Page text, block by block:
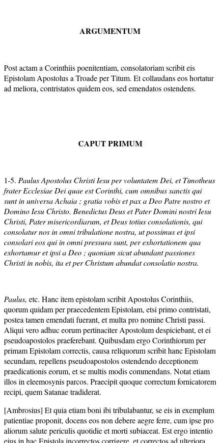
ARGUMENTUM
Post actam a Corinthiis poenitentiam, consolatoriam scribit eis
Epistolam Apostolus a Troade per Titum. Et collaudans eos hortatur
ad meliora, contristatos quidem eos, sed emendatos ostendens.
CAPUT PRIMUM
1-5. Paulus Apostolus Christi Iesu per voluntatem Dei, et Timotheus
frater Ecclesiae Dei quae est Corinthi, cum omnibus sanctis qui
sunt in universa Achaia ; gratia vobis et pax a Deo Patre nostro et
Domino Iesu Christo. Benedictus Deus et Pater Domini nostri Iesu
Christi, Pater misericordiarum, et Deus totius consolationis, qui
consolatur nos in omni tribulatione nostra, ut possimus et ipsi
consolari eos qui in omni pressura sunt, per exhortationem qua
exhortamur et ipsi a Deo ; quoniam sicut abundant passiones
Christi in nobis, ita et per Christum abundat consolatio nostra.
Paulus, etc. Hanc item epistolam scribit Apostolus Corinthiis,
quorum quidam per praecedentem Epistolam, etsi primo contristati,
postea tamen emendati fuerant, et multa pro nomine Christi passi.
Aliqui vero adhuc eorum pertinaciter Apostolum despiciebant, et ei
pseudoapostolos praeferebant. Quibusdam ergo Corinthiorum per
primam Epistolam correctis, causa reliquorum scribit hanc Epistolam
secundam, repellens pseudoapostolos ostendendo deceptionem
praedicationis eorum, et se multis modis commendans. Notat etiam
illos in eleemosynis parcos. Praecipit quoque correctum fornicatorem
recipi, quem Satanae tradiderat.
[Ambrosius] Et quia etiam boni ibi tribulabantur, se eis in exemplum
patientiae proponit, docens eos non debere aegre ferre, cum ipse pro
aliorum salute periculis quotidie et morti subiaceat. Est ergo intentio
eius in hac Epistola incorrectos corrigere, et correctos ad ulteriora